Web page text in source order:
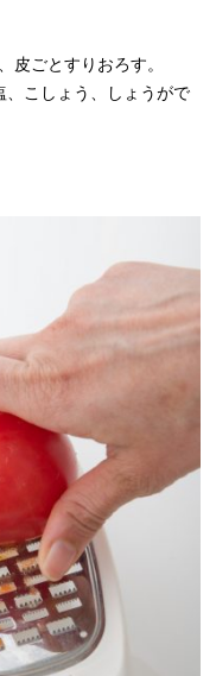
皮ごとすりおろす。
、こしょう、しょうがで